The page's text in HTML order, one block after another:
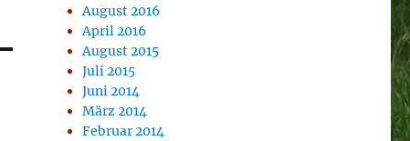
August 2016
April 2016
August 2015
Juli 2015
Juni 2014
März 2014
Februar 2014